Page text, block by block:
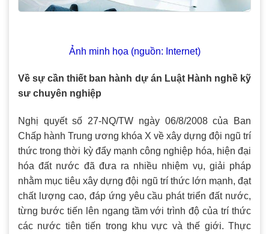
Ảnh minh họa (nguồn: Internet)
Về sự cần thiết ban hành dự án Luật Hành nghề kỹ
sư chuyên nghiệp
Nghị quyết số 27-NQ/TW ngày 06/8/2008 của Ban
Chấp hành Trung ương khóa X về xây dựng đội ngũ trí
thức trong thời kỳ đẩy mạnh công nghiệp hóa, hiện đại
hóa đất nước đã đưa ra nhiều nhiệm vụ, giải pháp
nhằm mục tiêu xây dựng đội ngũ trí thức lớn mạnh, đạt
chất lượng cao, đáp ứng yêu cầu phát triển đất nước,
từng bước tiến lên ngang tầm với trình độ của trí thức
các nước tiên tiến trong khu vực và thế giới. Thực